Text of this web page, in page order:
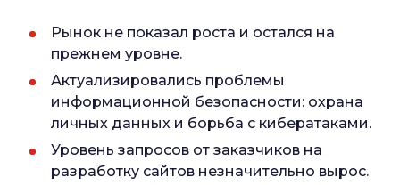
Рынок не показал роста и остался на
прежнем уровне.
Актуализировались проблемы
информационной безопасности: охрана
личных данных и борьба с кибератаками.
Уровень запросов от заказчиков на
разработку сайтов незначительно вырос.